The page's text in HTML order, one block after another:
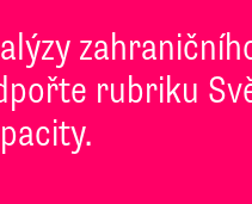
rubriku